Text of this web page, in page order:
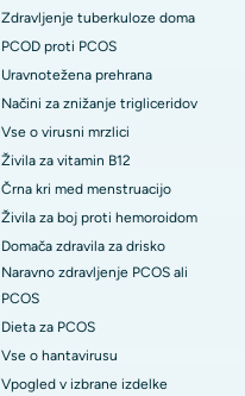
Zdravljenje tuberkuloze doma
PCOD proti PCOS
Uravnotežena prehrana
Načini za znižanje trigliceridov
Vse o virusni mrzlici
Živila za vitamin B12
Črna kri med menstruacijo
Živila za boj proti hemoroidom
Domača zdravila za drisko
Naravno zdravljenje PCOS ali
PCOS
Dieta za PCOS
Vse o hantavirusu
Vpogled v izbrane izdelke